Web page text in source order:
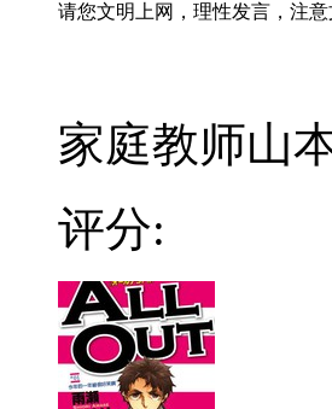
请您文明上网，理性发言，注
家庭教师山
评分: